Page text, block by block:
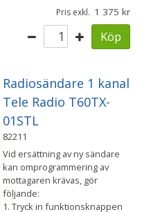
Pris exkl. 1 375
Köp
Radiosändare 1 kanal
Tele Radio T60TX-
01STL
82211
Vid ersättning av ny sändare
kan omprogrammering av
mottagaren krävas, gör
följande:
1. Tryck in funktionsknappen